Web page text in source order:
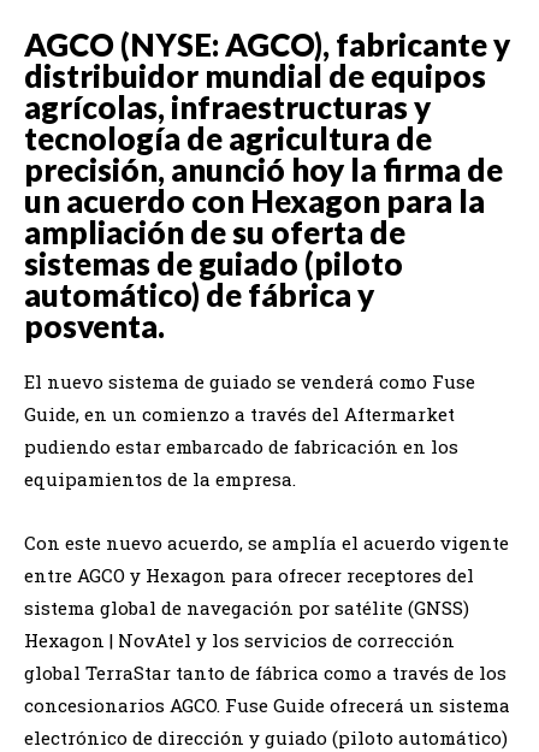
AGCO (NYSE: AGCO), fabricante y
distribuidor mundial de equipos
agrícolas, infraestructuras y
tecnología de agricultura de
precisión, anunció hoy la firma de
un acuerdo con Hexagon para la
ampliación de su oferta de
sistemas de guiado (piloto
automático) de fábrica y
posventa.
El nuevo sistema de guiado se venderá como Fuse
Guide, en un comienzo a través del Aftermarket
pudiendo estar embarcado de fabricación en los
equipamientos de la empresa.
Con este nuevo acuerdo, se amplía el acuerdo vigente
entre AGCO y Hexagon para ofrecer receptores del
sistema global de navegación por satélite (GNSS)
Hexagon | NovAtel y los servicios de corrección
global TerraStar tanto de fábrica como a través de los
concesionarios AGCO. Fuse Guide ofrecerá un sistema
electrónico de dirección y guiado (piloto automático)